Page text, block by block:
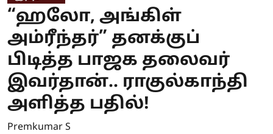
“ஹலோ, அங்கிள்
அம்ரீந்தர்” தனக்குப்
பிடித்த பாஜக தலைவர்
இவர்தான்.. ராகுல்காந்தி
அளித்த பதில்!
Premkumar S